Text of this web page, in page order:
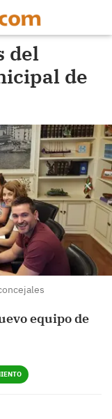
del
de
equipo de